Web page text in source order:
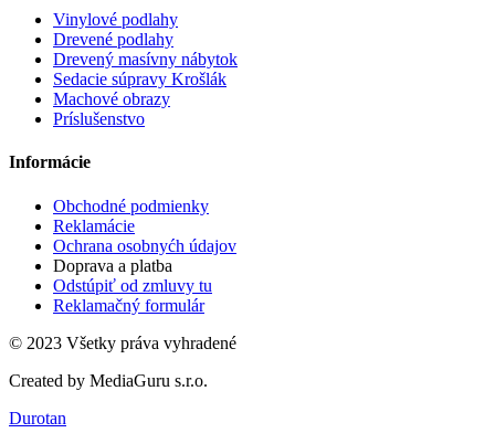
Vinylové podlahy
Drevené podlahy
Drevený masívny nábytok
Sedacie súpravy Krošlák
Machové obrazy
Príslušenstvo
Informácie
Obchodné podmienky
Reklamácie
Ochrana osobnyćh údajov
Doprava a platba
Odstúpiť od zmluvy tu
Reklamačný formulár
© 2023 Všetky práva vyhradené
Created by MediaGuru s.r.o.
Durotan